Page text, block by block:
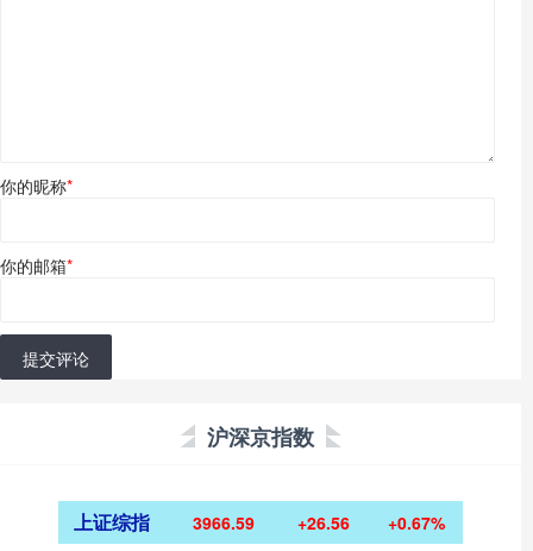
你的昵称*
你的邮箱*
提交评论
沪深京指数
上证综指 3966.59 +26.56 +0.67%